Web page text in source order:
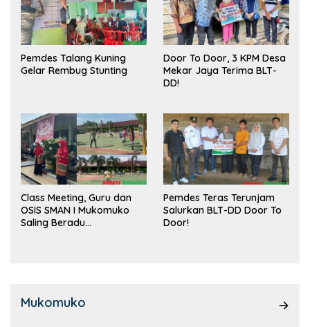
Pemdes Talang Kuning
Gelar Rembug Stunting
Door To Door, 3 KPM Desa
Mekar Jaya Terima BLT-
DD!
Class Meeting, Guru dan
OSIS SMAN I Mukomuko
Saling Beradu
Pemdes Teras Terunjam
Salurkan BLT-DD Door To
Door!
Mukomuko